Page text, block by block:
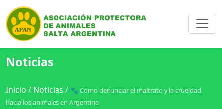
Noticias
Inicio / Noticias / 🐾 Cómo denunciar el maltrato y la crueldad
hacia los animales en Argentina